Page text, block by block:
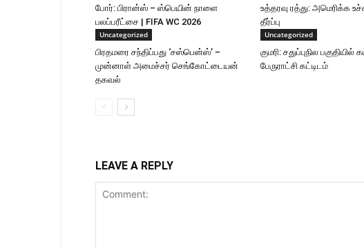
போர்: பிரான்ஸ் – ஸ்பெயின் நாளை
பலப்பரீட்சை | FIFA WC 2026
உத்தரவு ரத்து: அமெரிக்க
தீர்ப்பு
Uncategorized
பிரதமரை சந்திப்பது ‘சஸ்பென்ஸ்’ –
முன்னாள் அமைச்சர் செங்கோட்டையன்
தகவல்
Uncategorized
குமரி: சதுப்புநில பகுதியில்
பேருராட்சி கட்டிடம்
LEAVE A REPLY